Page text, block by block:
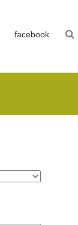
facebook